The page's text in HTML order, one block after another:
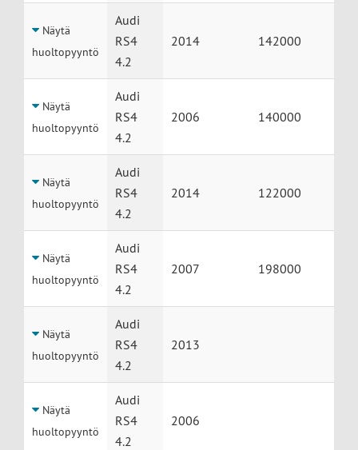
Näytä
huoltopyyntö
Audi
RS4
4.2
2014 142000
Näytä
huoltopyyntö
Audi
RS4
4.2
2006 140000
Näytä
huoltopyyntö
Audi
RS4
4.2
2014 122000
Näytä
huoltopyyntö
Audi
RS4
4.2
2007 198000
Näytä
huoltopyyntö
Audi
RS4
4.2
2013
Näytä
huoltopyyntö
Audi
RS4
4.2
2006